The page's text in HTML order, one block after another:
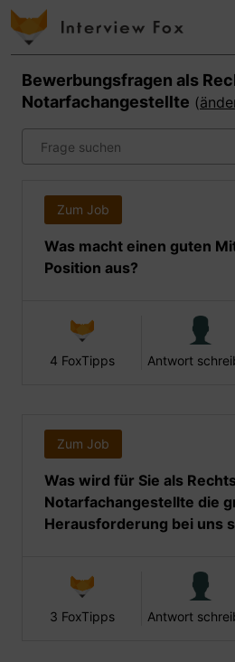
Bewerbungsfragen als
Notarfachangestellte (
Zum Job
Was macht einen guten
Position aus?
4 FoxTipps Antwort
Zum Job
Was wird für Sie als
Notarfachangestellte die
Herausforderung bei uns
3 FoxTipps Antwort